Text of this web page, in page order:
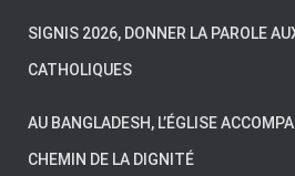
SIGNIS 2026, DONNER LA PAROLE
CATHOLIQUES
AU BANGLADESH, L’ÉGLISE
CHEMIN DE LA DIGNITÉ